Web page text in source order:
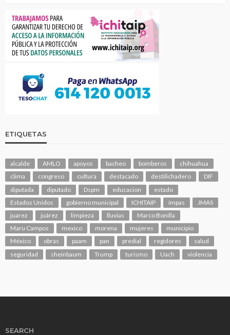
ETIQUETAS
alcalde AMLO apoyos bacheo bomberos
chihuahua
clima
congreso cultura destacado destilichadero
DIF
diputada
diputado Dspm educacion
estado
Estados Unidos
gobierno municipal ICHITAIP impas
JMAS
juarez
juárez limpieza lluvias
Marco Bonilla
Maru Campos
mexico morena mujeres
municipio
México
obras paam pan predial regidores
salud
seguridad
sheinbaum Trump turismo Uach violencia
SEARCH